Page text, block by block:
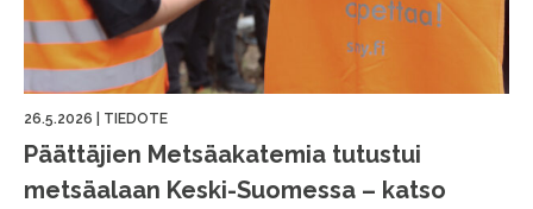
26.5.2026 TIEDOTE
Päättäjien Metsäakatemia tutustui
metsäalaan Keski-Suomessa – katso